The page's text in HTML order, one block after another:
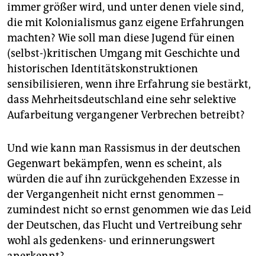
immer größer wird, und unter denen viele sind,
die mit Kolonialismus ganz eigene Erfahrungen
machten? Wie soll man diese Jugend für einen
(selbst-)kritischen Umgang mit Geschichte und
historischen Identitätskonstruktionen
sensibilisieren, wenn ihre Erfahrung sie bestärkt,
dass Mehrheitsdeutschland eine sehr selektive
Aufarbeitung vergangener Verbrechen betreibt?
Und wie kann man Rassismus in der deutschen
Gegenwart bekämpfen, wenn es scheint, als
würden die auf ihn zurückgehenden Exzesse in
der Vergangenheit nicht ernst genommen –
zumindest nicht so ernst genommen wie das Leid
der Deutschen, das Flucht und Vertreibung sehr
wohl als gedenkens- und erinnerungswert